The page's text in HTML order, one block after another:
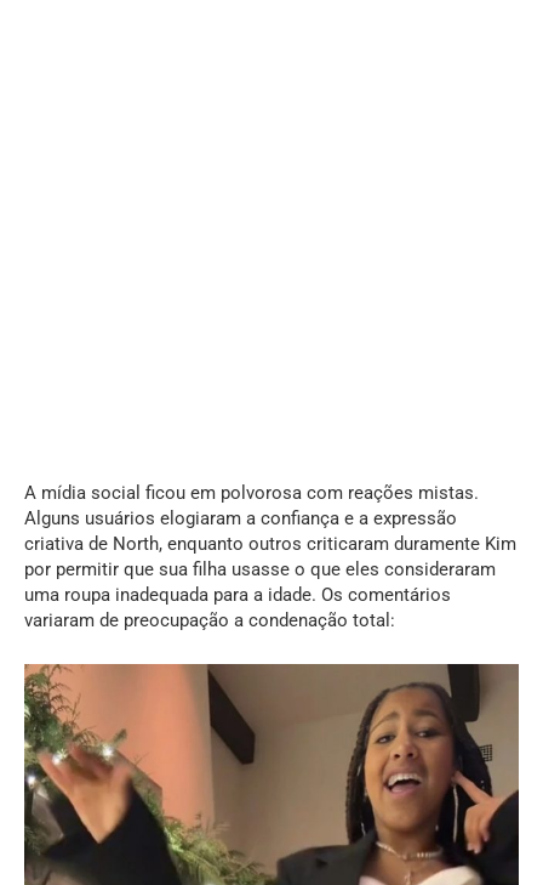
A mídia social ficou em polvorosa com reações mistas.
Alguns usuários elogiaram a confiança e a expressão
criativa de North, enquanto outros criticaram duramente Kim
por permitir que sua filha usasse o que eles consideraram
uma roupa inadequada para a idade. Os comentários
variaram de preocupação a condenação total: